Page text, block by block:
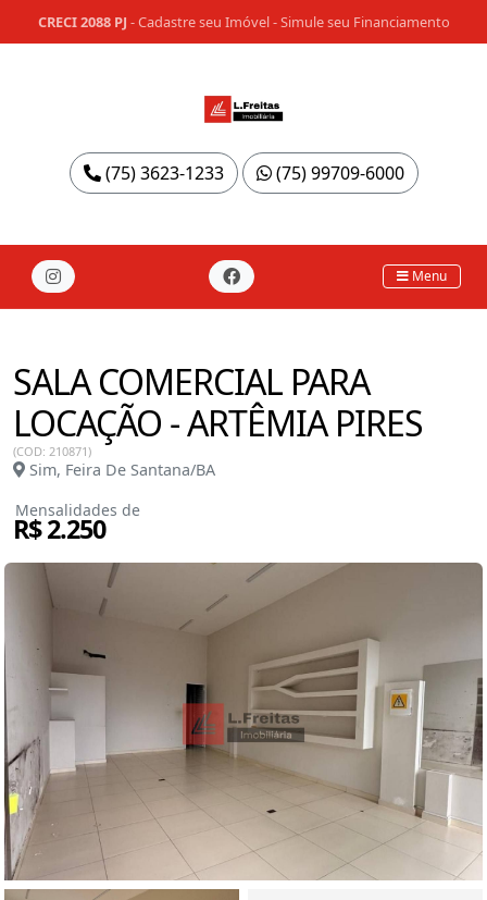
CRECI 2088 PJ -Cadastre seu Imóvel-Simule seu Financiamento
(75) 3623-1233 (75) 99709-6000
Menu
SALA COMERCIAL PARA
LOCAÇÃO - ARTÊMIA PIRES
(COD: 210871)
Sim, Feira De Santana/BA
Mensalidades de
R$ 2.250